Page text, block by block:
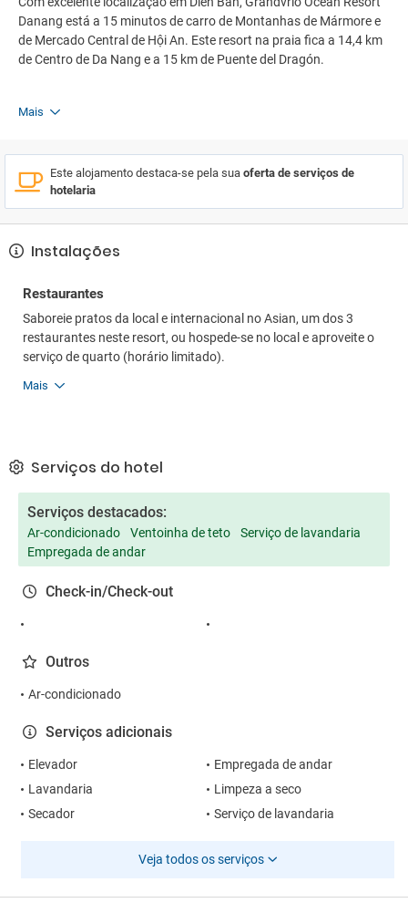
Danang está a 15 minutos de carro de Montanhas de Mármore e
de Mercado Central de Hội An. Este resort na praia fica a 14,4 km
de Centro de Da Nang e a 15 km de Puente del Dragón.
Mais
Este alojamento destaca-se pela sua oferta de serviços de
hotelaria
Instalações
Restaurantes
Saboreie pratos da local e internacional no Asian, um dos 3
restaurantes neste resort, ou hospede-se no local e aproveite o
serviço de quarto (horário limitado).
Mais
Serviços do hotel
Serviços destacados:
Ar-condicionado Ventoinha de teto
Serviço de lavandaria
Empregada de andar
Check-in/Check-out
Outros
Ar-condicionado
Serviços adicionais
Elevador
Empregada de andar
Lavandaria
Limpeza a seco
Secador
Serviço de lavandaria
Veja todos os serviços